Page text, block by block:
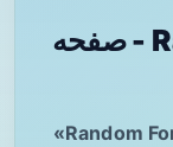
برچسب: Random Forest - صفحه
تازه‌ترین مطالب مرتبط با برچسب «Random Forest»